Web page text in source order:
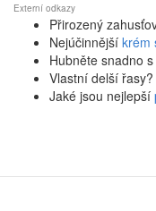
Externí odkazy
Přirozený
Nejúčinnější krém
Hubněte snadno s
Vlastní delší řasy?
Jaké jsou nejlepší